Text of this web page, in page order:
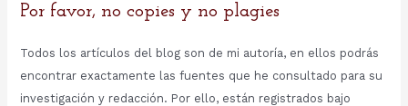
Por favor, no copies y no plagies
Todos los artículos del blog son de mi autoría, en ellos podrás
encontrar exactamente las fuentes que he consultado para su
investigación y redacción. Por ello, están registrados bajo